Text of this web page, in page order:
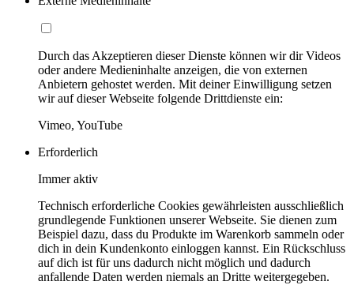
Durch das Akzeptieren dieser Dienste können wir dir Videos
oder andere Medieninhalte anzeigen, die von externen
Anbietern gehostet werden. Mit deiner Einwilligung setzen
wir auf dieser Webseite folgende Drittdienste ein:
Vimeo, YouTube
Erforderlich
Immer aktiv
Technisch erforderliche Cookies gewährleisten ausschließlich
grundlegende Funktionen unserer Webseite. Sie dienen zum
Beispiel dazu, dass du Produkte im Warenkorb sammeln oder
dich in dein Kundenkonto einloggen kannst. Ein Rückschluss
auf dich ist für uns dadurch nicht möglich und dadurch
anfallende Daten werden niemals an Dritte weitergegeben.